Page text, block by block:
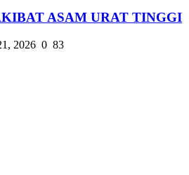
ASAM URAT TINGGI
2026 0 83